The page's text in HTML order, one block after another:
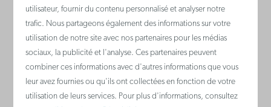
Zoo pour enfants De Lenspolder
utilisateur, fournir du contenu personnalisé et analyser notre
trafic. Nous partageons également des informations sur votre
utilisation de notre site avec nos partenaires pour les médias
sociaux, la publicité et l'analyse. Ces partenaires peuvent
combiner ces informations avec d'autres informations que vous
leur avez fournies ou qu'ils ont collectées en fonction de votre
utilisation de leurs services. Pour plus d'informations, consultez